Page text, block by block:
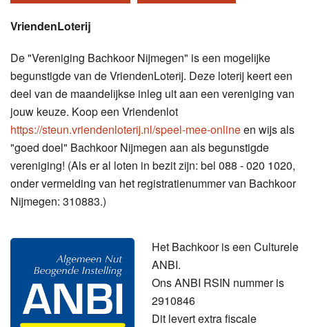
VriendenLoterij
De "Vereniging Bachkoor Nijmegen" is een mogelijke
begunstigde van de VriendenLoterij. Deze loterij keert een
deel van de maandelijkse inleg uit aan een vereniging van
jouw keuze. Koop een Vriendenlot
https://steun.vriendenloterij.nl/speel-mee-onlineen wijs als
"goed doel" Bachkoor Nijmegen aan als begunstigde
vereniging! (Als er al loten in bezit zijn: bel 088 - 020 1020,
onder vermelding van het registratienummer van Bachkoor
Nijmegen: 310883.)
Het Bachkoor is een Culturele
ANBI.
Ons ANBI RSIN nummer is
2910846
Dit levert extra fiscale